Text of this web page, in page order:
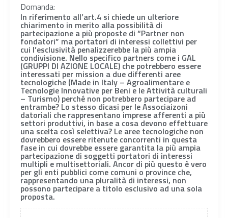
Domanda:
In riferimento all’art.4 si chiede un ulteriore
chiarimento in merito alla possibilità di
partecipazione a più proposte di “Partner non
fondatori” ma portatori di interessi collettivi per
cui l’esclusività penalizzerebbe la più ampia
condivisione. Nello specifico partners come i GAL
(GRUPPI DI AZIONE LOCALE) che potrebbero essere
interessati per mission a due differenti aree
tecnologiche (Made in Italy – Agroalimentare e
Tecnologie Innovative per Beni e le Attività culturali
– Turismo) perché non potrebbero partecipare ad
entrambe? Lo stesso dicasi per le Associaizoni
datoriali che rappresentano imprese afferenti a più
settori produttivi, in base a cosa devono effettuare
una scelta così selettiva? Le aree tecnologiche non
dovrebbero essere ritenute concorrenti in questa
fase in cui dovrebbe essere garantita la più ampia
partecipazione di soggetti portatori di interessi
multipli e multisettoriali. Ancor di più questo è vero
per gli enti pubblici come comuni o province che,
rappresentando una pluralità di interessi, non
possono partecipare a titolo esclusivo ad una sola
proposta.